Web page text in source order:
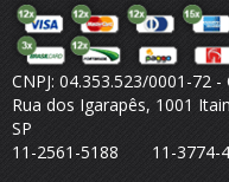
CNPJ: 04.353.523/0001-72 -
Rua dos Igarapês, 1001
SP
11-2561-5188 11-3774-